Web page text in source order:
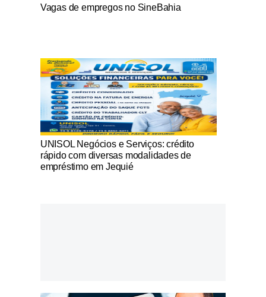
Notícias Católicas
Vagas de empregos no SineBahia
Notícias Católicas
UNISOL Negócios e Serviços: crédito
rápido com diversas modalidades de
empréstimo em Jequié